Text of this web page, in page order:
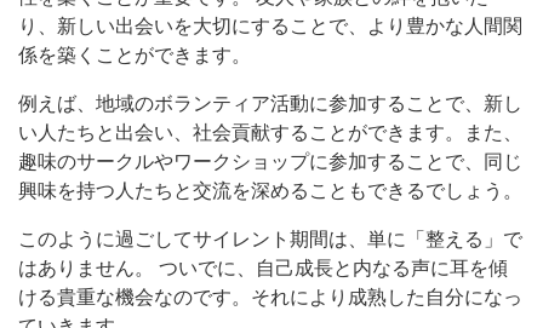
り、新しい出会いを大切にすることで、より豊かな人間関
係を築くことができます。
例えば、地域のボランティア活動に参加することで、新し
い人たちと出会い、社会貢献することができます。また、
趣味のサークルやワークショップに参加することで、同じ
興味を持つ人たちと交流を深めることもできるでしょう。
このように過ごしてサイレント期間は、単に「整える」で
はありません。 ついでに、自己成長と内なる声に耳を傾
ける貴重な機会なのです。それにより成熟した自分になっ